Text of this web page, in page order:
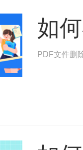
如
PDF文件删